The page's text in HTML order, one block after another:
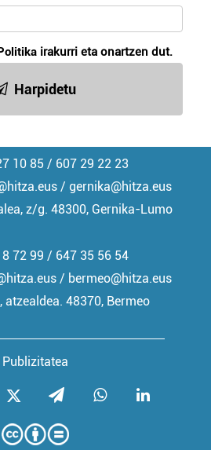
irakurri eta onartzen dut.
Harpidetu
10 85 / 607 29 22 23
/ gernika@hitza.eus
z/g. 48300, Gernika-Lumo
Publizitatea
72 99 / 647 35 56 54
/ bermeo@hitza.eus
atzealdea. 48370, Bermeo